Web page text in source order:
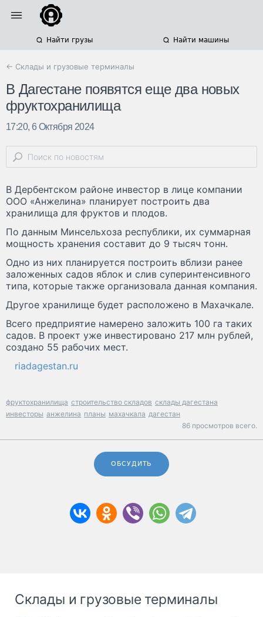
Найти грузы Найти машины
← Склады и грузовые терминалы
В Дагестане появятся еще два новых
фруктохранилища
17:20, 6 Октября 2024
В Дербентском районе инвестор в лице компании
ООО «Анжелина» планирует построить два
хранилища для фруктов и плодов.
По данным Минсельхоза республики, их суммарная
мощность хранения составит до 9 тысяч тонн.
Одно из них планируется построить вблизи ранее
заложенных садов яблок и слив суперинтенсивного
типа, которые также организовала данная компания.
Другое хранилище будет расположено в Махачкале.
Всего предприятие намерено заложить 100 га таких
садов. В проект уже инвестировано 217 млн рублей,
создано 55 рабочих мест.
riadagestan.ru
фруктохранилища строительство складов склады дагестана
инвесторы анжелина планы махачкала дагестан
86 просмотров всего.
ОБСУДИТЬ
Склады и грузовые терминалы